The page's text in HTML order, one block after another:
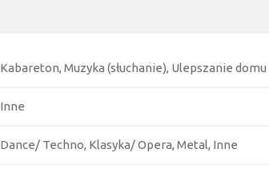
Kabareton, Muzyka (słuchanie), Ulepszanie domu
Inne
Dance/ Techno, Klasyka/ Opera, Metal, Inne